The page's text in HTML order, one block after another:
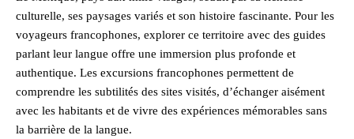
culturelle, ses paysages variés et son histoire fascinante. Pour les
voyageurs francophones, explorer ce territoire avec des guides
parlant leur langue offre une immersion plus profonde et
authentique. Les excursions francophones permettent de
comprendre les subtilités des sites visités, d’échanger aisément
avec les habitants et de vivre des expériences mémorables sans
la barrière de la langue.